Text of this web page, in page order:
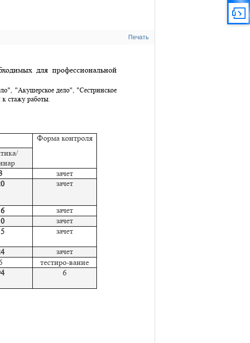
Печать
для профессиональной
"Акушерское дело", "Сестринское
стажу работы.
Форма контроля
зачет
зачет
зачет
зачет
зачет
зачет
тестиро-вание
6